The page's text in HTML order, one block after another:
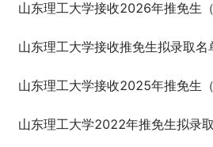
山东理工大学接收推免生拟录取名
山东理工大学2022年推免生拟录